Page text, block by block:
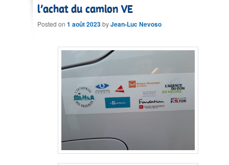
l’achat du camion VE
Posted on1 août 2023byJean-Luc Nevoso